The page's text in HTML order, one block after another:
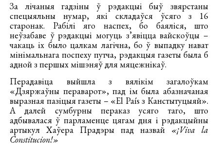
За лічаныя гадзіны ў рэдакцыі быў звярстаны
спецыяльны нумар, які складаўся ўсяго з 16
старонак. Рабілі яго наспех, бо баяліся, што
неўзабаве ў рэдакцыі могуць з’явіцца вайскоўцы –
чакаць іх было цалкам лагічна, бо ў выпадку нават
мінімальнага поспеху путча, рэдакцыя газеты была б
адной з першых мішэняў для мяцежнікаў.
Перадавіца выйшла з вялікім загалоўкам
«Дзяржаўны пераварот», пад ім была абазначаная
выразная пазіцыя газеты – «El País з Канстытуцыяй».
А далей сумбурны пераказ усяго таго, што
адбывалася ў парламенце цягам дня і рэдакцыйны
артыкул Хаўера Прадэры пад назвай «¡Viva la
Constitucion!»